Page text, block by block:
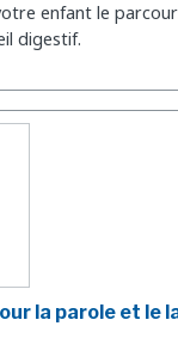
enfant le
digestif.
la parole et le